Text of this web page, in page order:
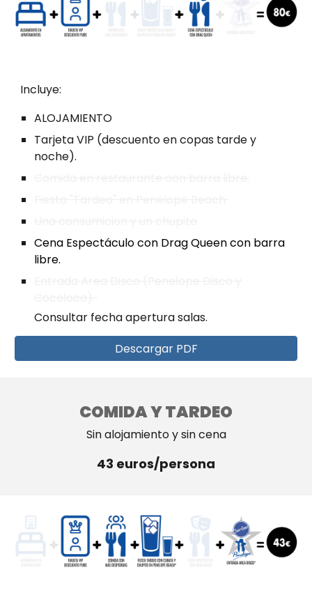
Incluye:
ALOJAMIENTO
Tarjeta VIP (descuento en copas tarde y
noche).
Cena Espectáculo con Drag Queen con barra
libre.
Consultar fecha apertura salas.
Descargar PDF
COMIDA Y TARDEO
Sin alojamiento y sin cena
43 euros/persona